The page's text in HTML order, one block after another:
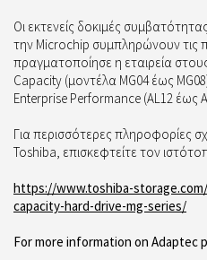
Οι εκτενείς δοκιμές
την Microchip συμπληρώνουν τις
πραγματοποίησε η εταιρεία
Capacity (μοντέλα MG04 έως
Enterprise Performance (AL12 έως
Για περισσότερες πληροφορίες
Toshiba, επισκεφτείτε τον
https://www.toshiba-
capacity-hard-drive-mg-series/
For more information on Adaptec